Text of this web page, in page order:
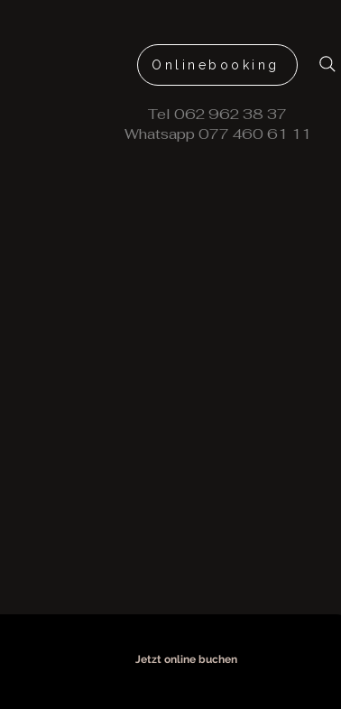
Onlinebooking
Tel 062 962 38 37
Whatsapp 077 460 61 11
Jetzt online buchen